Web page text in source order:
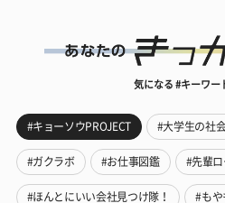
気になる #キーワー
#キョーソウPROJECT #大学生の社
#ガクラボ #お仕事図鑑 #先輩
#ほんとにいい会社見つけ隊！ #もや